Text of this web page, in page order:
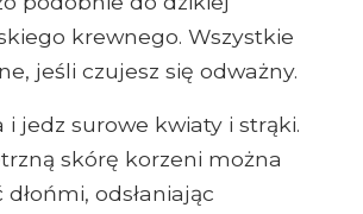
krewnego. Wszystkie
jeśli czujesz się odważny.
i jedz surowe kwiaty i strąki.
skórę korzeni można
odsłaniając